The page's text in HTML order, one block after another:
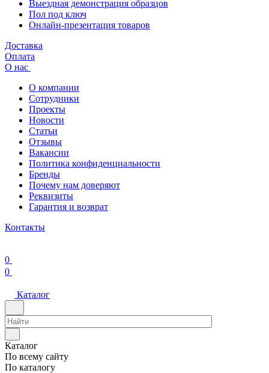
Выездная демонстрация образцов
Пол под ключ
Онлайн-презентация товаров
Доставка
Оплата
О нас
О компании
Сотрудники
Проекты
Новости
Статьи
Отзывы
Вакансии
Политика конфиденциальности
Бренды
Почему нам доверяют
Реквизиты
Гарантия и возврат
Контакты
0
0
Каталог
Каталог
По всему сайту
По каталогу